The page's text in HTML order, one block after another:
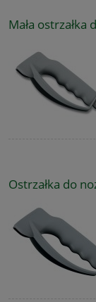
Mała
Ostrzałka do